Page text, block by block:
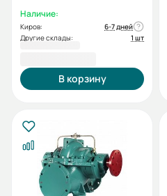
Наличие:
Киров:
6-7 дней
Другие склады:
1 шт
В корзину